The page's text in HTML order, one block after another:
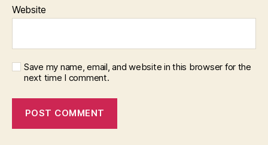
Website
Save my name, email, and website in this browser for the
next time I comment.